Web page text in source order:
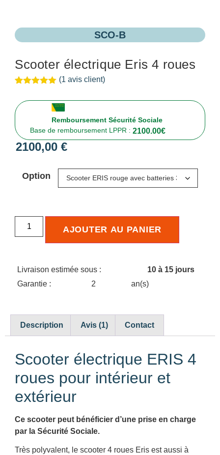
Scooter électrique Eris 4 roues
SCO-B
sur 5
basé sur
notation
(1 avis client)
Remboursement Sécurité Sociale
Base de remboursement LPPR : 2100.00€
2100,00 €
Option
AJOUTER AU PANIER
Livraison estimée sous :
10 à 15 jours
Garantie :
2 an(s)
Description Avis (1) Contact
Scooter électrique ERIS 4
roues pour intérieur et
extérieur
Ce scooter peut bénéficier d’une prise en charge
par la Sécurité Sociale.
Très polyvalent, le scooter 4 roues Eris est aussi à